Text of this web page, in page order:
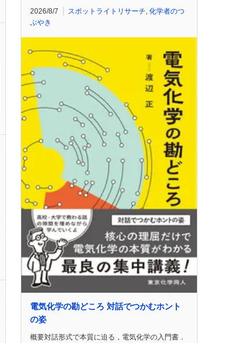
2026/8/7 スポットライトリサーチ 化学者のつ
ぶやき
電気化学の勘どころ 対話でつかむホント
の姿
概要対話形式で本質に迫る，電気化学の入門書．